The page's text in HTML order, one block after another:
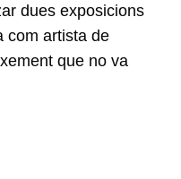
dues exposicions
com artista de
que no va